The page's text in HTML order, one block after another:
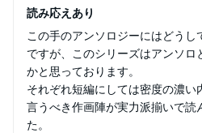
読み応えあり
この手のアンソロジーにはどう
ですが、このシリーズはアンソ
かと思っております。
それぞれ短編にしては密度の濃い
言うべき作画陣が実力派揃いで読
た。